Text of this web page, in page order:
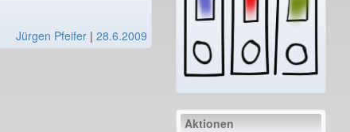
Jürgen Pfeifer | 28.6.2009
Aktionen